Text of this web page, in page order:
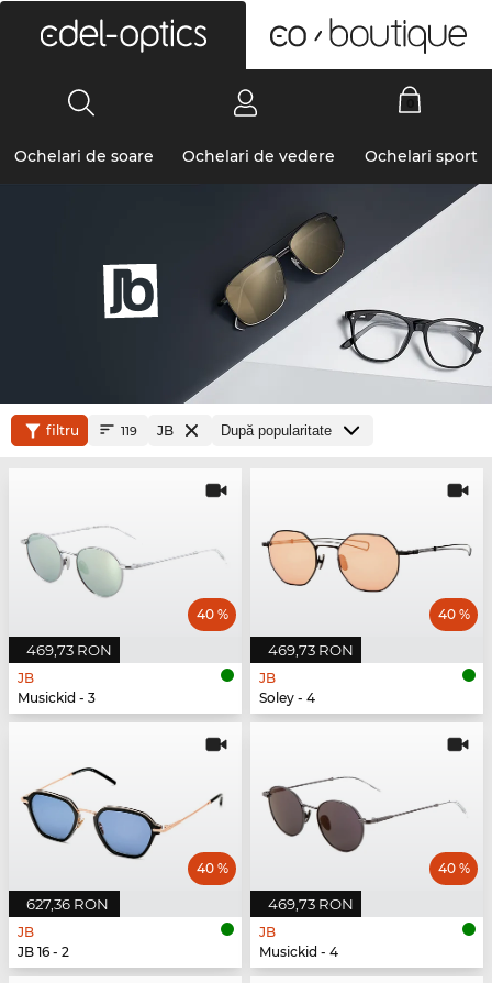
Ochelari de soare Ochelari de vedere Ochelari sport
filtru 119 JB
469,73 RON
40 %
JB
Musickid - 3
469,73 RON
40 %
JB
Soley - 4
627,36 RON
40 %
JB
JB 16 - 2
469,73 RON
40 %
JB
Musickid - 4